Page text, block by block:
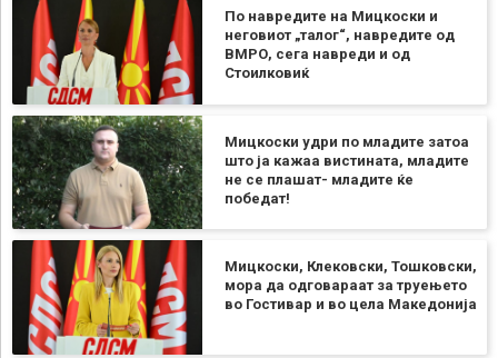
По навредите на Мицкоски и
неговиот „талог“, навредите од
ВМРО, сега навреди и од
Стоилковиќ
Мицкоски удри по младите затоа
што ја кажаа вистината, младите
не се плашат- младите ќе
победат!
Мицкоски, Клековски, Тошковски,
мора да одговараат за труењето
во Гостивар и во цела Македонија